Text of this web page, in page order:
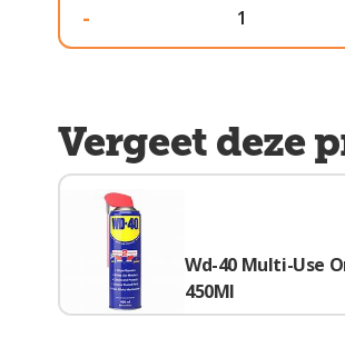
-
Vergeet deze
Wd-40 Multi-Use
450Ml